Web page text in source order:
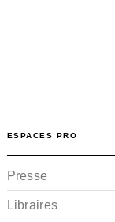
ESPACES PRO
Presse
Libraires